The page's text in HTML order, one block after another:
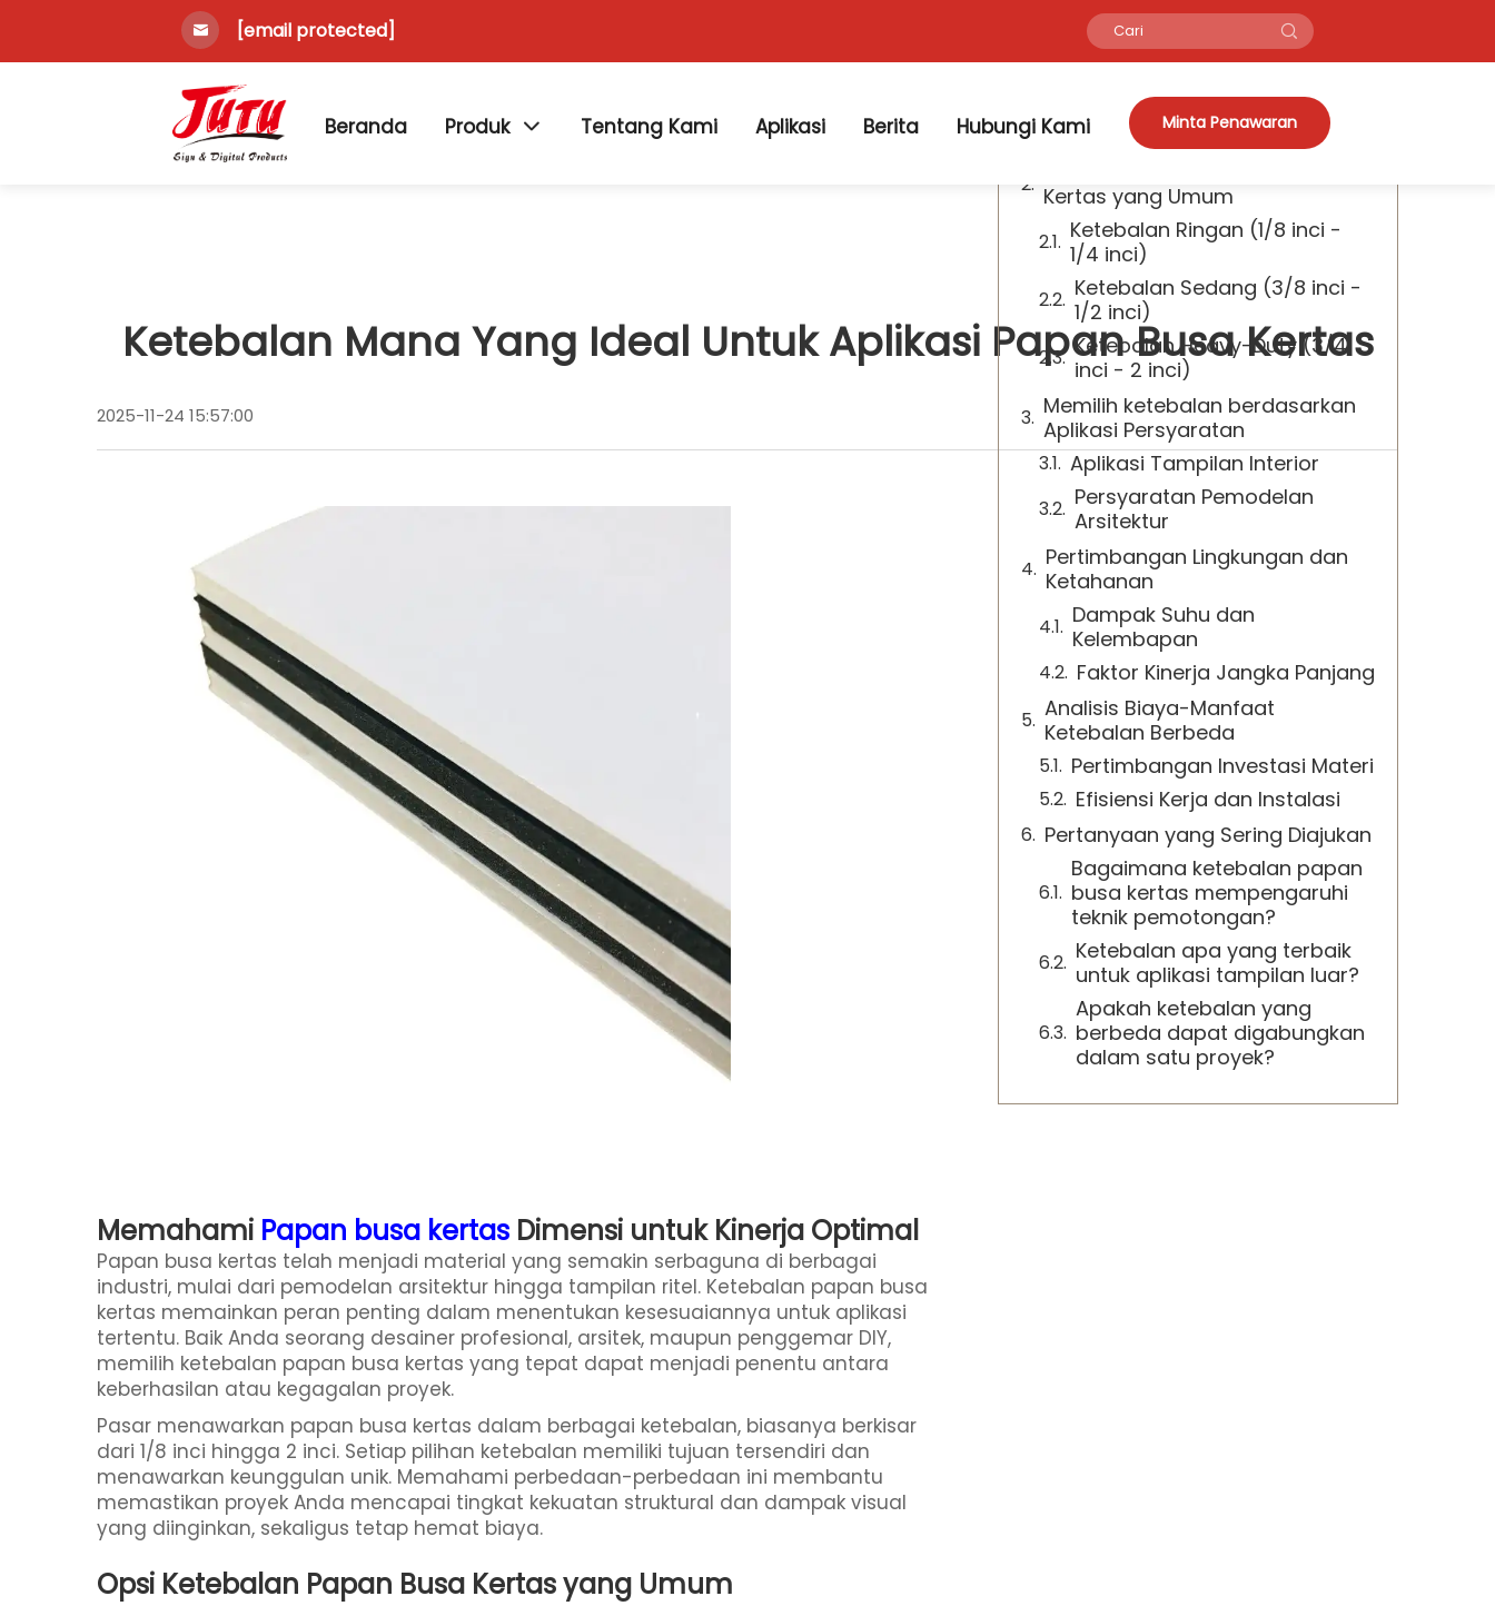
[email protected]
Beranda Produk Tentang Kami Aplikasi Berita Hubungi Kami Minta Penawaran
Ketebalan Mana Yang Ideal Untuk Aplikasi Papan Busa Kertas
2025-11-24 15:57:00
Memahami Papan busa kertas Dimensi untuk Kinerja Optimal
Papan busa kertas telah menjadi material yang semakin serbaguna di berbagai
industri, mulai dari pemodelan arsitektur hingga tampilan ritel. Ketebalan papan busa
kertas memainkan peran penting dalam menentukan kesesuaiannya untuk aplikasi
tertentu. Baik Anda seorang desainer profesional, arsitek, maupun penggemar DIY,
memilih ketebalan papan busa kertas yang tepat dapat menjadi penentu antara
keberhasilan atau kegagalan proyek.
Pasar menawarkan papan busa kertas dalam berbagai ketebalan, biasanya berkisar
dari 1/8 inci hingga 2 inci. Setiap pilihan ketebalan memiliki tujuan tersendiri dan
menawarkan keunggulan unik. Memahami perbedaan-perbedaan ini membantu
memastikan proyek Anda mencapai tingkat kekuatan struktural dan dampak visual
yang diinginkan, sekaligus tetap hemat biaya.
Opsi Ketebalan Papan Busa Kertas yang Umum
Daftar Isi
Memahami Papan busa kertas
Dimensi untuk Kinerja Optimal
Kertas yang Umum
Ketebalan Ringan (1/8 inci -
1/4 inci)
Ketebalan Sedang (3/8 inci -
1/2 inci)
Ketebalan Heavy-Duty (3/4
inci - 2 inci)
Memilih ketebalan berdasarkan
Aplikasi Persyaratan
Aplikasi Tampilan Interior
Persyaratan Pemodelan
Arsitektur
Pertimbangan Lingkungan dan
Ketahanan
Dampak Suhu dan
Kelembapan
Faktor Kinerja Jangka Panjang
Analisis Biaya-Manfaat
Ketebalan Berbeda
Pertimbangan Investasi Materi
Efisiensi Kerja dan Instalasi
Pertanyaan yang Sering Diajukan
Bagaimana ketebalan papan
busa kertas mempengaruhi
teknik pemotongan?
Ketebalan apa yang terbaik
untuk aplikasi tampilan luar?
Apakah ketebalan yang
berbeda dapat digabungkan
dalam satu proyek?